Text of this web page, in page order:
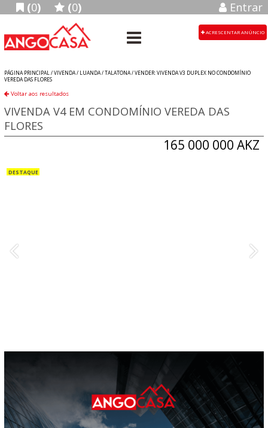
(0) (0) Entrar
ACRESCENTAR ANÚNCIO
PÁGINA PRINCIPAL /VIVENDA/ LUANDA/TALATONA/VENDER: VIVENDA V3 DUPLEX NO CONDOMÍNIO
VEREDA DAS FLORES
Voltar aos resultados
165 000 000 AKZ
VIVENDA V4 EM CONDOMÍNIO VEREDA DAS
FLORES